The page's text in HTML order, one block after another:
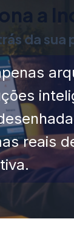
a
da sua
reais